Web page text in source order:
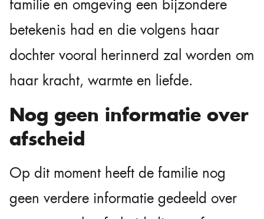
familie en omgeving een bijzondere
betekenis had en die volgens haar
dochter vooral herinnerd zal worden om
haar kracht, warmte en liefde.
Nog geen informatie over
afscheid
Op dit moment heeft de familie nog
geen verdere informatie gedeeld over